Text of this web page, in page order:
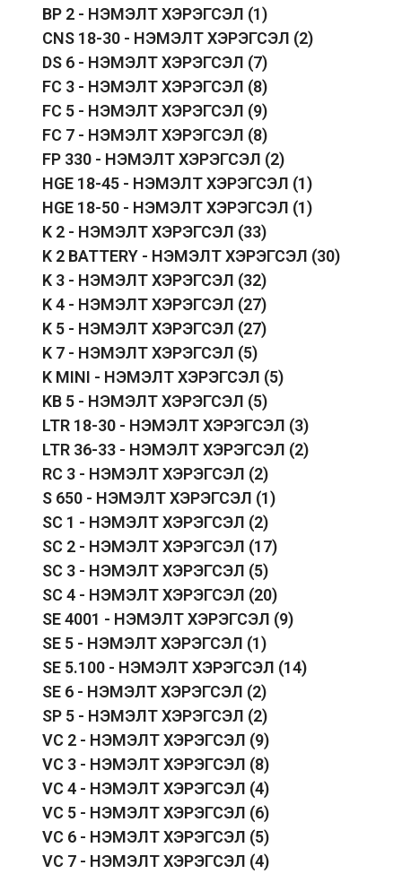
BP 2 - НЭМЭЛТ ХЭРЭГСЭЛ (1)
CNS 18-30 - НЭМЭЛТ ХЭРЭГСЭЛ (2)
DS 6 - НЭМЭЛТ ХЭРЭГСЭЛ (7)
FC 3 - НЭМЭЛТ ХЭРЭГСЭЛ (8)
FC 5 - НЭМЭЛТ ХЭРЭГСЭЛ (9)
FC 7 - НЭМЭЛТ ХЭРЭГСЭЛ (8)
FP 330 - НЭМЭЛТ ХЭРЭГСЭЛ (2)
HGE 18-45 - НЭМЭЛТ ХЭРЭГСЭЛ (1)
HGE 18-50 - НЭМЭЛТ ХЭРЭГСЭЛ (1)
K 2 - НЭМЭЛТ ХЭРЭГСЭЛ (33)
K 2 BATTERY - НЭМЭЛТ ХЭРЭГСЭЛ (30)
K 3 - НЭМЭЛТ ХЭРЭГСЭЛ (32)
K 4 - НЭМЭЛТ ХЭРЭГСЭЛ (27)
K 5 - НЭМЭЛТ ХЭРЭГСЭЛ (27)
K 7 - НЭМЭЛТ ХЭРЭГСЭЛ (5)
K MINI - НЭМЭЛТ ХЭРЭГСЭЛ (5)
KB 5 - НЭМЭЛТ ХЭРЭГСЭЛ (5)
LTR 18-30 - НЭМЭЛТ ХЭРЭГСЭЛ (3)
LTR 36-33 - НЭМЭЛТ ХЭРЭГСЭЛ (2)
RC 3 - НЭМЭЛТ ХЭРЭГСЭЛ (2)
S 650 - НЭМЭЛТ ХЭРЭГСЭЛ (1)
SC 1 - НЭМЭЛТ ХЭРЭГСЭЛ (2)
SC 2 - НЭМЭЛТ ХЭРЭГСЭЛ (17)
SC 3 - НЭМЭЛТ ХЭРЭГСЭЛ (5)
SC 4 - НЭМЭЛТ ХЭРЭГСЭЛ (20)
SE 4001 - НЭМЭЛТ ХЭРЭГСЭЛ (9)
SE 5 - НЭМЭЛТ ХЭРЭГСЭЛ (1)
SE 5.100 - НЭМЭЛТ ХЭРЭГСЭЛ (14)
SE 6 - НЭМЭЛТ ХЭРЭГСЭЛ (2)
SP 5 - НЭМЭЛТ ХЭРЭГСЭЛ (2)
VC 2 - НЭМЭЛТ ХЭРЭГСЭЛ (9)
VC 3 - НЭМЭЛТ ХЭРЭГСЭЛ (8)
VC 4 - НЭМЭЛТ ХЭРЭГСЭЛ (4)
VC 5 - НЭМЭЛТ ХЭРЭГСЭЛ (6)
VC 6 - НЭМЭЛТ ХЭРЭГСЭЛ (5)
VC 7 - НЭМЭЛТ ХЭРЭГСЭЛ (4)